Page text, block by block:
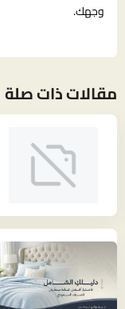
وجهك.
مقالات ذات صلة